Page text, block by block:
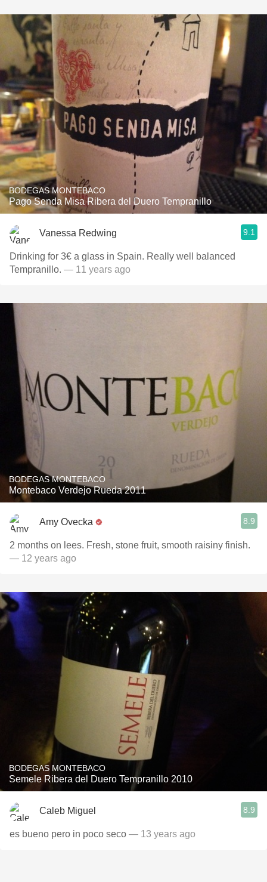
BODEGAS MONTEBACO
Pago Senda Misa Ribera del Duero Tempranillo
Vanessa Redwing 9.1
Drinking for 3€ a glass in Spain. Really well balanced
Tempranillo. — 11 years ago
BODEGAS MONTEBACO
Montebaco Verdejo Rueda 2011
Amy Ovecka 8.9
2 months on lees. Fresh, stone fruit, smooth raisiny finish.
— 12 years ago
BODEGAS MONTEBACO
Semele Ribera del Duero Tempranillo 2010
Caleb Miguel 8.9
es bueno pero in poco seco — 13 years ago